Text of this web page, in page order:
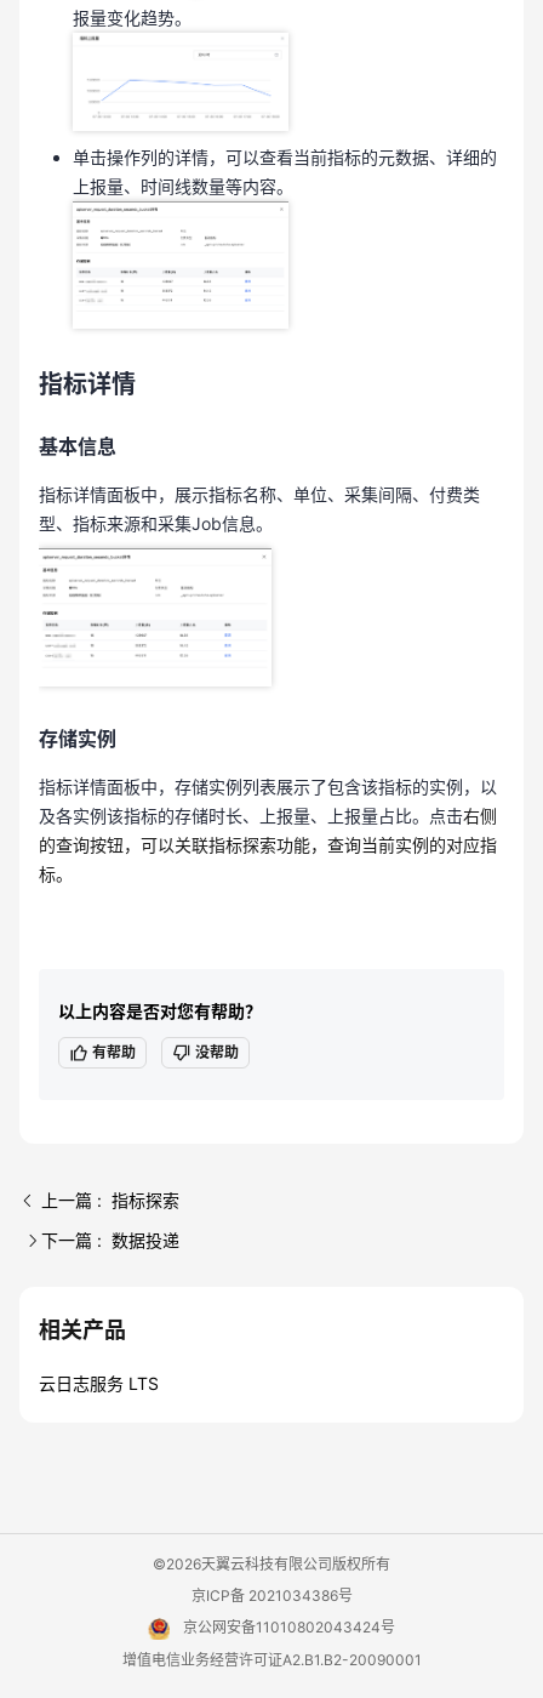
报量变化趋势。
单击操作列的详情，可以查看当前指标的元数据、详细的
上报量、时间线数量等内容。
指标详情
基本信息
指标详情面板中，展示指标名称、单位、采集间隔、付费类
型、指标来源和采集Job信息。
存储实例
指标详情面板中，存储实例列表展示了包含该指标的实例，以
及各实例该指标的存储时长、上报量、上报量占比。点击右侧
的查询按钮，可以关联指标探索功能，查询当前实例的对应指
标。
以上内容是否对您有帮助？
有帮助 没帮助
上一篇 : 指标探索
下一篇 : 数据投递
相关产品
云日志服务 LTS
©2026天翼云科技有限公司版权所有
京ICP备 2021034386号
京公网安备11010802043424号
增值电信业务经营许可证A2.B1.B2-20090001